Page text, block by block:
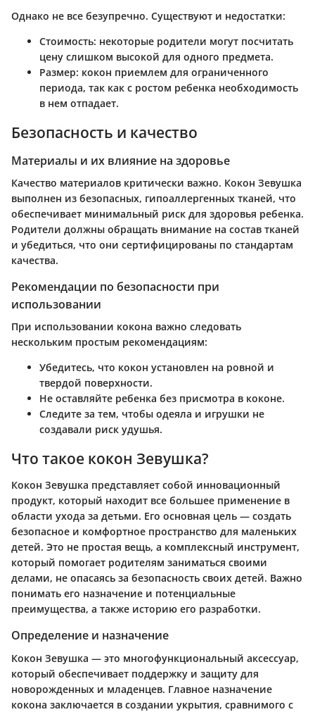
Однако не все безупречно. Существуют и недостатки:
Стоимость: некоторые родители могут посчитать
цену слишком высокой для одного предмета.
Размер: кокон приемлем для ограниченного
периода, так как с ростом ребенка необходимость
в нем отпадает.
Безопасность и качество
Материалы и их влияние на здоровье
Качество материалов критически важно. Кокон Зевушка
выполнен из безопасных, гипоаллергенных тканей, что
обеспечивает минимальный риск для здоровья ребенка.
Родители должны обращать внимание на состав тканей
и убедиться, что они сертифицированы по стандартам
качества.
Рекомендации по безопасности при
использовании
При использовании кокона важно следовать
нескольким простым рекомендациям:
Убедитесь, что кокон установлен на ровной и
твердой поверхности.
Не оставляйте ребенка без присмотра в коконе.
Следите за тем, чтобы одеяла и игрушки не
создавали риск удушья.
Что такое кокон Зевушка?
Кокон Зевушка представляет собой инновационный
продукт, который находит все большее применение в
области ухода за детьми. Его основная цель — создать
безопасное и комфортное пространство для маленьких
детей. Это не простая вещь, а комплексный инструмент,
который помогает родителям заниматься своими
делами, не опасаясь за безопасность своих детей. Важно
понимать его назначение и потенциальные
преимущества, а также историю его разработки.
Определение и назначение
Кокон Зевушка — это многофункциональный аксессуар,
который обеспечивает поддержку и защиту для
новорожденных и младенцев. Главное назначение
кокона заключается в создании укрытия, сравнимого с